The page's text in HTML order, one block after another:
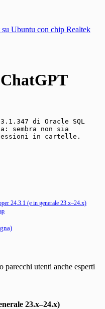
Ubuntu con chip Realtek
di Oracle SQL
sembra non sia
in cartelle.
24.3.1 (e in generale 23.x–24.x)
utenti anche esperti
23.x–24.x)